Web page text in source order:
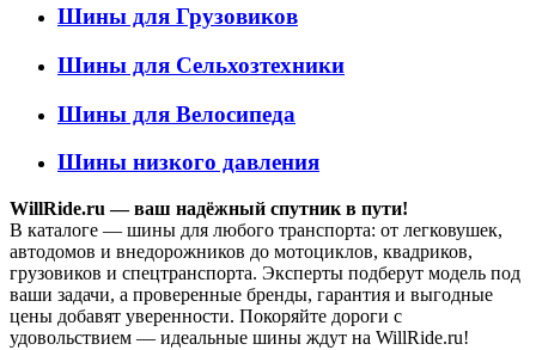
Шины для Грузовиков
Шины для Сельхозтехники
Шины для Велосипеда
Шины низкого давления
WillRide.ru — ваш надёжный спутник в пути!
В каталоге — шины для любого транспорта: от легковушек,
автодомов и внедорожников до мотоциклов, квадриков,
грузовиков и спецтранспорта. Эксперты подберут модель под
ваши задачи, а проверенные бренды, гарантия и выгодные
цены добавят уверенности. Покоряйте дороги с
удовольствием — идеальные шины ждут на WillRide.ru!